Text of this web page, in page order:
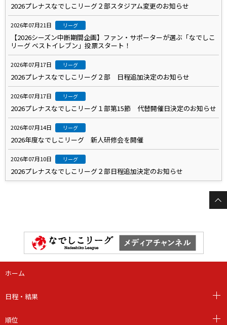
2026プレナスなでしこリーグ２部スタジアム変更のお知らせ
2026年07月21日 リーグ
【2026シーズン中断期間企画】ファン・サポーターが選ぶ「なでしこ
リーグ ベストイレブン」投票スタート！
2026年07月17日 リーグ
2026プレナスなでしこリーグ２部 日程追加決定のお知らせ
2026年07月17日 リーグ
2026プレナスなでしこリーグ１部第15節 代替開催日決定のお知らせ
2026年07月14日 リーグ
2026年度なでしこリーグ 新人研修会を開催
2026年07月10日 リーグ
2026プレナスなでしこリーグ２部日程追加決定のお知らせ
ホーム
日程・結果
順位